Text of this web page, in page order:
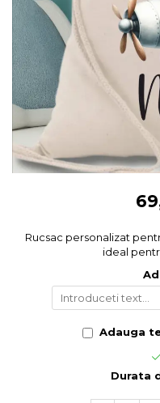
Body bebelusi
Perne personalizate
Plusuri personalizate
Agende personalizate
Etichete pentru sticla
Cadouri Personalizate
Sorturi Personalizate
Cadouri pentru Doctori
Cadouri Pensionare
Cadouri Profesori
Rucsac personalizat
ideal
Adauga
Durata